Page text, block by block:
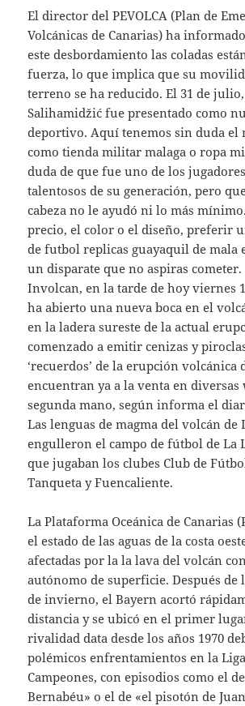
El director del PEVOLCA (Plan de
Volcánicas de Canarias) ha
este desbordamiento las coladas
fuerza, lo que implica que su
terreno se ha reducido. El 31 de julio,
Salihamidžić fue presentado como
deportivo. Aquí tenemos sin duda el
como tienda militar malaga o ropa
duda de que fue uno de los
talentosos de su generación, pero
cabeza no le ayudó ni lo más
precio, el color o el diseño, preferir
de futbol replicas guayaquil de mala
un disparate que no aspiras cometer.
Involcan, en la tarde de hoy viernes
ha abierto una nueva boca en el
en la ladera sureste de la actual
comenzado a emitir cenizas y
‘recuerdos’ de la erupción volcánica
encuentran ya a la venta en diversas
segunda mano, según informa el
Las lenguas de magma del volcán de
engulleron el campo de fútbol de La
que jugaban los clubes Club de
Tanqueta y Fuencaliente.
La Plataforma Oceánica de Canarias
el estado de las aguas de la costa
afectadas por la la lava del volcán
autónomo de superficie. Después de
de invierno, el Bayern acortó
distancia y se ubicó en el primer
rivalidad data desde los años 1970
polémicos enfrentamientos en la
Campeones, con episodios como el
Bernabéu» o el de «el pisotón de